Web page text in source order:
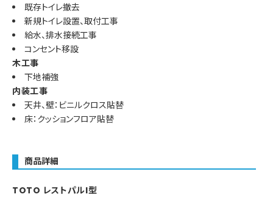
既存トイレ撤去
新規トイレ設置、取付工事
給水、排水接続工事
コンセント移設
木工事
下地補強
内装工事
天井、壁：ビニルクロス貼替
床：クッションフロア貼替
商品詳細
TOTO レストパルI型